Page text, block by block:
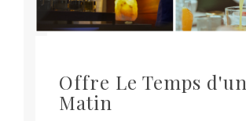
Offre Le Temps d'un
Matin